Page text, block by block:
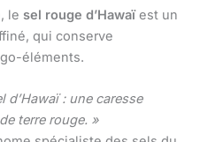
le sel rouge d’Hawaïest un
qui conserve
éléments.
d’Hawaï : une caresse
terre rouge. »